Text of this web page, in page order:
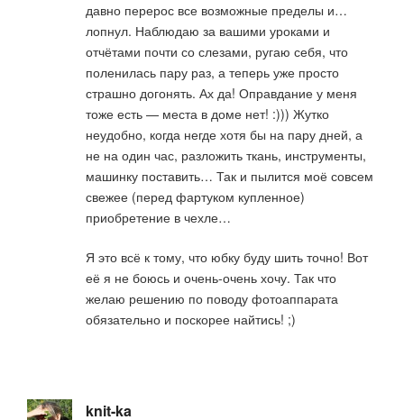
давно перерос все возможные пределы и…
лопнул. Наблюдаю за вашими уроками и
отчётами почти со слезами, ругаю себя, что
поленилась пару раз, а теперь уже просто
страшно догонять. Ах да! Оправдание у меня
тоже есть — места в доме нет! :))) Жутко
неудобно, когда негде хотя бы на пару дней, а
не на один час, разложить ткань, инструменты,
машинку поставить… Так и пылится моё совсем
свежее (перед фартуком купленное)
приобретение в чехле…
Я это всё к тому, что юбку буду шить точно! Вот
её я не боюсь и очень-очень хочу. Так что
желаю решению по поводу фотоаппарата
обязательно и поскорее найтись! ;)
knit-ka